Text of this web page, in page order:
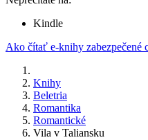
Kindle
Ako čítať e-knihy zabezpečené
Knihy
Beletria
Romantika
Romantické
Vila v Taliansku